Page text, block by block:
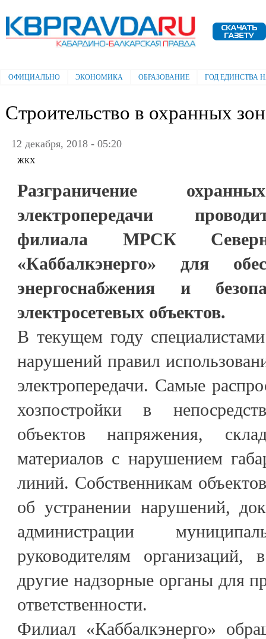
Электронная газета "Кабардино-
Балкарская правда"
Главное меню
ОФИЦИАЛЬНО ЭКОНОМИКА ОБРАЗОВАНИЕ ГОД ЕДИНСТВА
Строительство в охранных
12 декабря, 2018 - 05:20
ЖКХ
Разграничение
электропередачи
филиала МРСК
«Каббалкэнерго» для
энергоснабжения и
электросетевых объектов.
В текущем году
нарушений правил
электропередачи. Самые
хозпостройки в
объектов напряжения,
материалов с нарушением
линий. Собственникам
об устранении нарушений,
администрации
руководителям организаций,
другие надзорные органы для
ответственности.
Филиал «Каббалкэнерго»